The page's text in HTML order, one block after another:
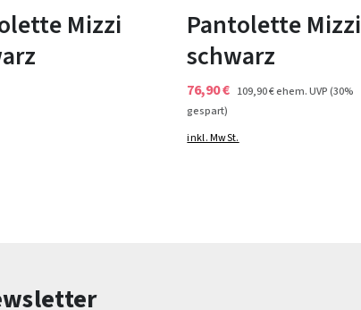
Mizzi
Pantolette Mizzi
schwarz
76,90 € 109,90 €ehem. UVP(30%
gespart)
inkl. MwSt.